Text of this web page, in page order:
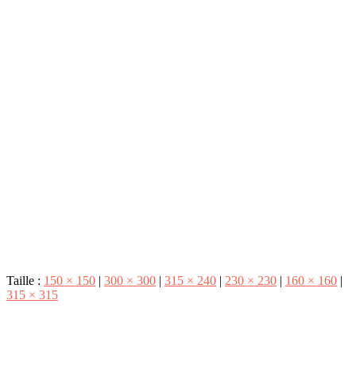
Taille : 150 × 150 | 300 × 300 | 315 × 240 | 230 × 230 | 160 × 160 |
315 × 315